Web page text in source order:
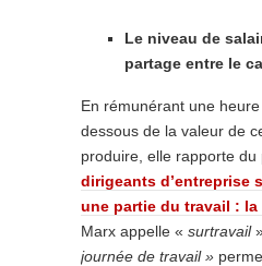
Le niveau de
partage entre le
En rémunérant une
dessous de la valeur de
produire, elle rapporte du
dirigeants d’entreprise
une partie du travail :
Marx appelle « surtravail
journée de travail »